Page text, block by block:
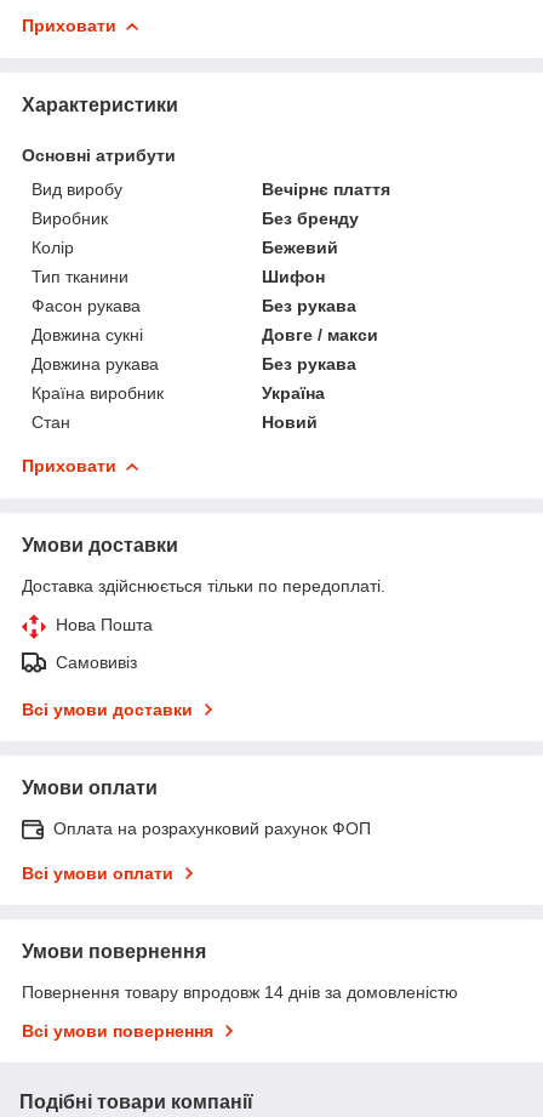
Приховати
Характеристики
Основні атрибути
Вид виробу
Вечірнє плаття
Виробник
Без бренду
Колір
Бежевий
Тип тканини
Шифон
Фасон рукава
Без рукава
Довжина сукні
Довге / макси
Довжина рукава
Без рукава
Країна виробник
Україна
Стан
Новий
Приховати
Умови доставки
Доставка здійснюється тільки по передоплаті.
Нова Пошта
Самовивіз
Всі умови доставки
Умови оплати
Оплата на розрахунковий рахунок ФОП
Всі умови оплати
Умови повернення
Повернення товару впродовж 14 днів за домовленістю
Всі умови повернення
Подібні товари компанії